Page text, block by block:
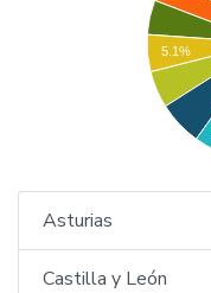
5.1%
Asturias
Castilla y León